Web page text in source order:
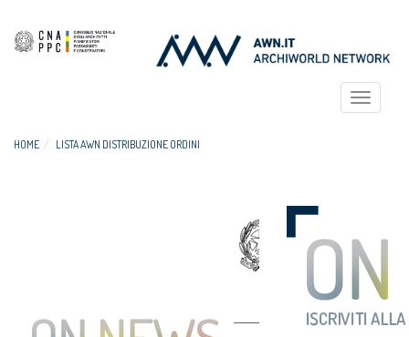
Toggle
HOME LISTA AWN DISTRIBUZIONE ORDINI